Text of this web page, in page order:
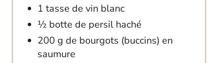
1 tasse de vin blanc
½ botte de persil haché
200 g de bourgots (buccins) en
saumure